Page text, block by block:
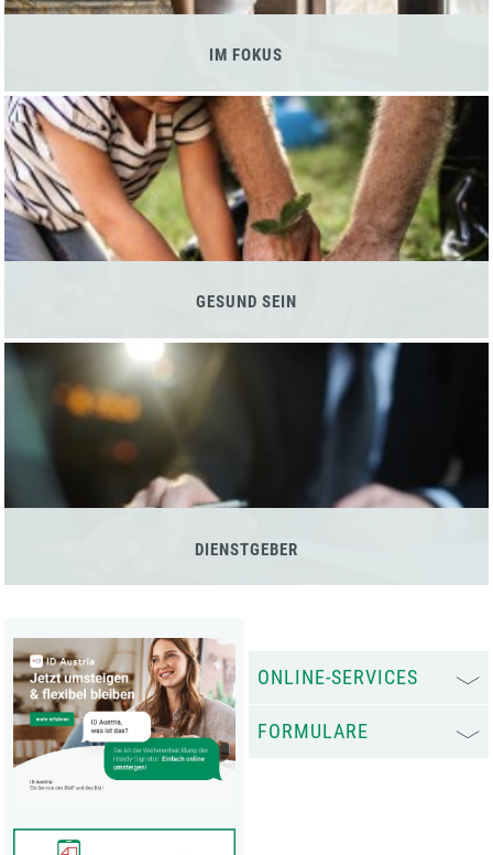
IM FOKUS
GESUND SEIN
DIENSTGEBER
ONLINE-SERVICES
FORMULARE